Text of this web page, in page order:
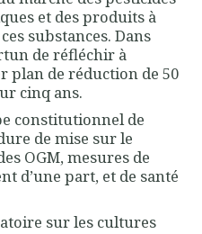
et des produits à
substances. Dans
de réfléchir à
plan de réduction de 50
cinq ans.
constitutionnel de
de mise sur le
OGM, mesures de
d’une part, et de santé
sur les cultures